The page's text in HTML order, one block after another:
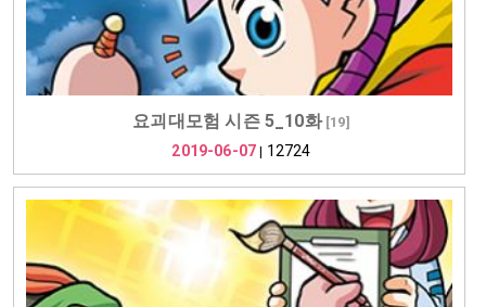
요괴대모험 시즌 5_10화[19]
2019-06-07 12724